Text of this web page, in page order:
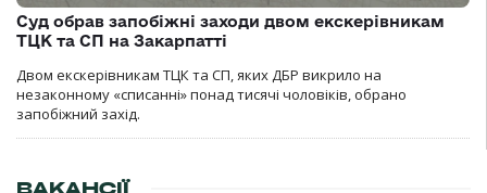
Суд обрав запобіжні заходи двом екскерівникам
ТЦК та СП на Закарпатті
Двом екскерівникам ТЦК та СП, яких ДБР викрило на
незаконному «списанні» понад тисячі чоловіків, обрано
запобіжний захід.